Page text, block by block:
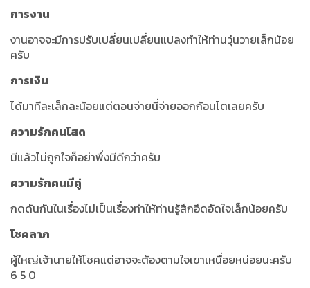
การงาน
งานอาจจะมีการปรับเปลี่ยนเปลี่ยนแปลงทำให้ท่านวุ่นวายเล็กน้อย
ครับ
การเงิน
ได้มาทีละเล็กละน้อยแต่ตอนจ่ายนี่จ่ายออกก้อนโตเลยครับ
ความรักคนโสด
มีแล้วไม่ถูกใจก็อย่าพึ่งมีดีกว่าครับ
ความรักคนมีคู่
กดดันกันในเรื่องไม่เป็นเรื่องทำให้ท่านรู้สึกอึดอัดใจเล็กน้อยครับ
โชคลาภ
ผู้ใหญ่เจ้านายให้โชคแต่อาจจะต้องตามใจเขาเหนื่อยหน่อยนะครับ
6 5 0